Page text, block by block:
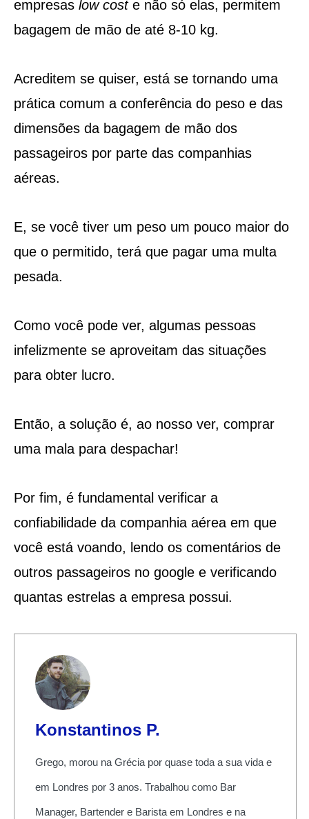
empresas low coste não só elas, permitem
bagagem de mão de até 8-10 kg.
Acreditem se quiser, está se tornando uma
prática comum a conferência do peso e das
dimensões da bagagem de mão dos
passageiros por parte das companhias
aéreas.
E, se você tiver um peso um pouco maior do
que o permitido, terá que pagar uma multa
pesada.
Como você pode ver, algumas pessoas
infelizmente se aproveitam das situações
para obter lucro.
Então, a solução é, ao nosso ver, comprar
uma mala para despachar!
Por fim, é fundamental verificar a
confiabilidade da companhia aérea em que
você está voando, lendo os comentários de
outros passageiros no google e verificando
quantas estrelas a empresa possui.
Konstantinos P.
Grego, morou na Grécia por quase toda a sua vida e
em Londres por 3 anos. Trabalhou como Bar
Manager, Bartender e Barista em Londres e na